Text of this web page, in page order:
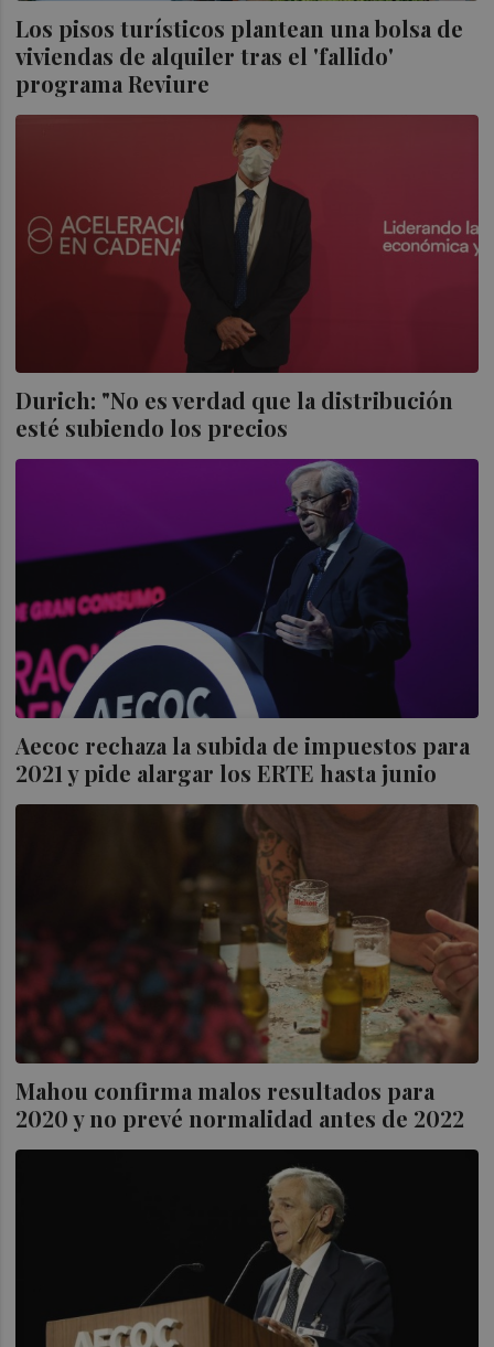
Los pisos turísticos plantean una bolsa de
viviendas de alquiler tras el 'fallido'
programa Reviure
Durich: "No es verdad que la distribución
esté subiendo los precios
Aecoc rechaza la subida de impuestos para
2021 y pide alargar los ERTE hasta junio
Mahou confirma malos resultados para
2020 y no prevé normalidad antes de 2022